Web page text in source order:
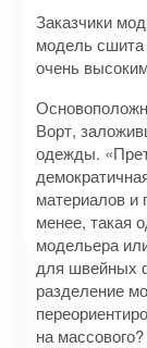
Заказчики
модель
очень
Ворт,
одежды.
материалов
менее, такая
модельера
для швейных
разделение
на массового?